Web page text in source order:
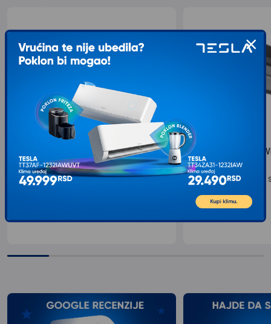
VOX TRD60F15BL Aspirator
Vrsta aspiratora: Ugradni, Sirina: 60 cm, Boja:
Crna...
5.04900
HOME Aspirator
KPE6044B
Vrsta aspiratora: Ugradni,
Crna...
8.19900RSD